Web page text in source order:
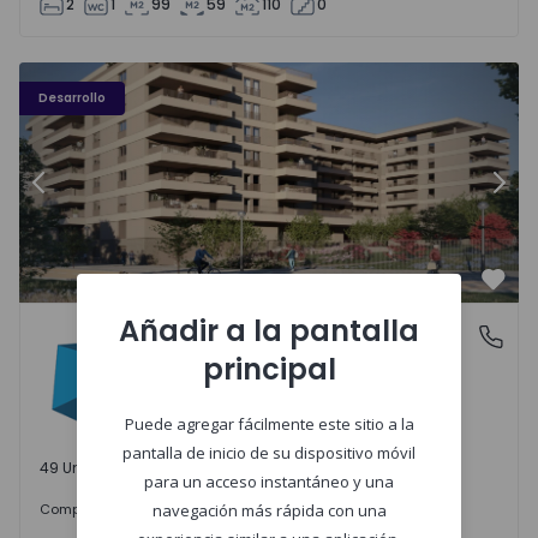
2 1 99 59 110 0
Desarrollo
PLENO JARDIM - 3
Anterior
Águas Santas, PortoPLENO JARDIM
Águas Santas, Porto
49 Unidades disponibles
Comprar 242.000 €
Añadir a la pantalla
principal
Puede agregar fácilmente este sitio a la
pantalla de inicio de su dispositivo móvil
para un acceso instantáneo y una
navegación más rápida con una